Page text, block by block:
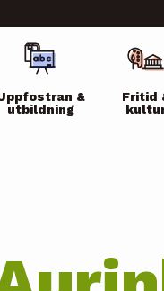
&
utbildning
Fritid